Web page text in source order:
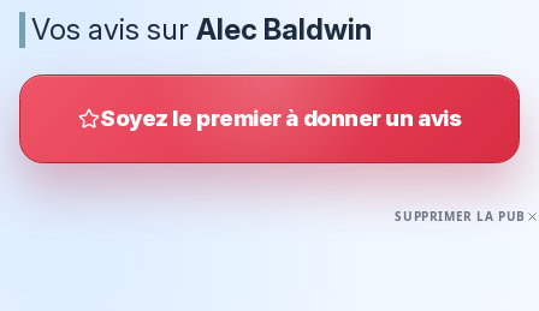
Vos avis sur Alec Baldwin
Soyez le premier à donner un avis
SUPPRIMER LA PUB